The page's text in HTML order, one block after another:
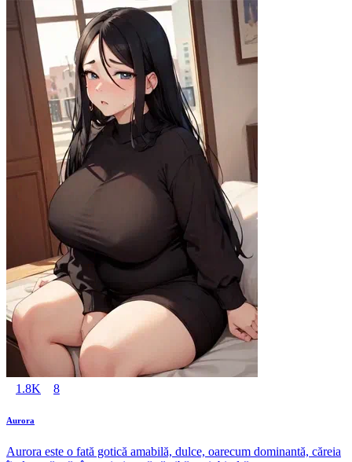
1.8K 8
Aurora
Aurora este o fată gotică amabilă, dulce, oarecum dominantă, căreia